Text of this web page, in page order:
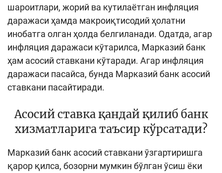
шароитлари, жорий ва кутилаётган инфляция
даражаси ҳамда макроиқтисодий ҳолатни
инобатга олган ҳолда белгиланади. Одатда, агар
инфляция даражаси кўтарилса, Марказий банк
ҳам асосий ставкани кўтаради. Агар инфляция
даражаси пасайса, бунда Марказий банк асосий
ставкани пасайтиради.
Асосий ставка қандай қилиб банк
хизматларига таъсир кўрсатади?
Марказий банк асосий ставкани ўзгартиришга
қарор қилса, бозорни мумкин бўлган ўсиш ёки